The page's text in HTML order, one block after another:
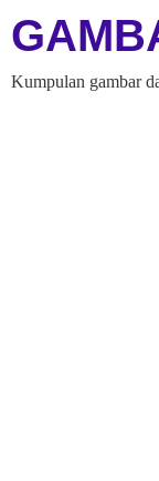
Kumpulan gambar